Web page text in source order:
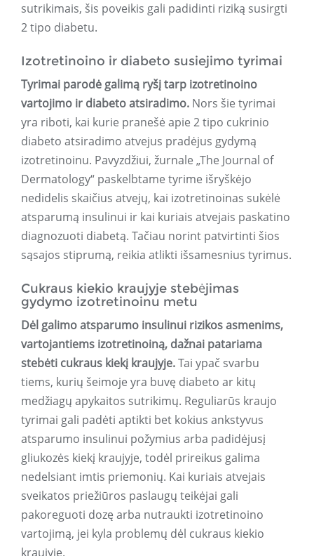
sutrikimais, šis poveikis gali padidinti riziką susirgti
2 tipo diabetu.
Izotretinoino ir diabeto susiejimo tyrimai
Tyrimai parodė galimą ryšį tarp izotretinoino
vartojimo ir diabeto atsiradimo. Nors šie tyrimai
yra riboti, kai kurie pranešė apie 2 tipo cukrinio
diabeto atsiradimo atvejus pradėjus gydymą
izotretinoinu. Pavyzdžiui, žurnale „The Journal of
Dermatology“ paskelbtame tyrime išryškėjo
nedidelis skaičius atvejų, kai izotretinoinas sukėlė
atsparumą insulinui ir kai kuriais atvejais paskatino
diagnozuoti diabetą. Tačiau norint patvirtinti šios
sąsajos stiprumą, reikia atlikti išsamesnius tyrimus.
Cukraus kiekio kraujyje stebėjimas
gydymo izotretinoinu metu
Dėl galimo atsparumo insulinui rizikos asmenims,
vartojantiems izotretinoiną, dažnai patariama
stebėti cukraus kiekį kraujyje.Tai ypač svarbu
tiems, kurių šeimoje yra buvę diabeto ar kitų
medžiagų apykaitos sutrikimų. Reguliarūs kraujo
tyrimai gali padėti aptikti bet kokius ankstyvus
atsparumo insulinui požymius arba padidėjusį
gliukozės kiekį kraujyje, todėl prireikus galima
nedelsiant imtis priemonių. Kai kuriais atvejais
sveikatos priežiūros paslaugų teikėjai gali
pakoreguoti dozę arba nutraukti izotretinoino
vartojimą, jei kyla problemų dėl cukraus kiekio
kraujyje.